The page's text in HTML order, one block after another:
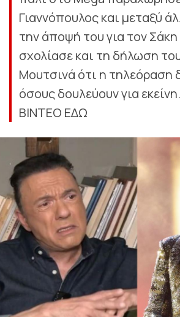
Γιαννόπουλος και μεταξύ
την άποψή του για τον
σχολίασε και τη δήλωση
Μουτσινά ότι η τηλεόραση
όσους δουλεύουν για
ΒΙΝΤΕΟ ΕΔΩ